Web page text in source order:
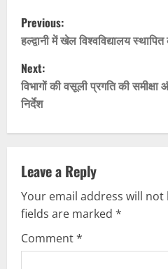
P
o
s
t
n
a
v
i
g
Previous:
हल्द्वानी में खेल विश्वविद्यालय
Next:
विभागों की वसूली प्रगति की समीक्षा
निर्देश
Leave a Reply
Your email address will not
fields are marked *
Comment*